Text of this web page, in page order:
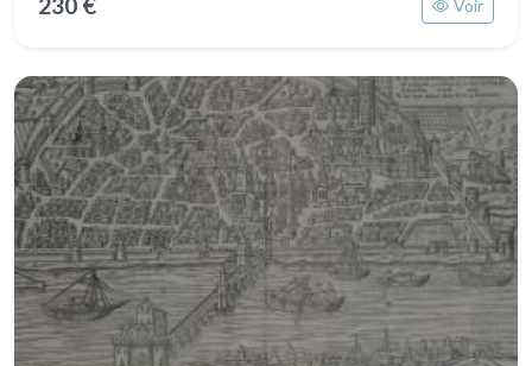
Voir